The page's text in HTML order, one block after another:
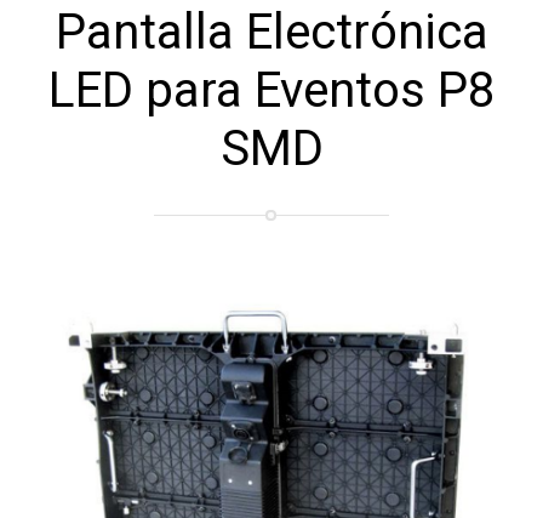
Pantalla Electrónica
LED para Eventos P8
SMD